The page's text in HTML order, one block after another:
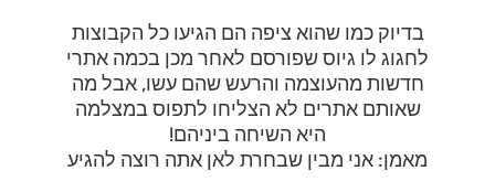
בדיוק כמו שהוא ציפה הם הגיעו כל הקבוצות
לחגוג לו גיוס שפורסם לאחר מכן בכמה אתרי
חדשות מהעוצמה והרעש שהם עשו, אבל מה
שאותם אתרים לא הצליחו לתפוס במצלמה
היא השיחה ביניהם!
מאמן: אני מבין שבחרת לאן אתה רוצה להגיע